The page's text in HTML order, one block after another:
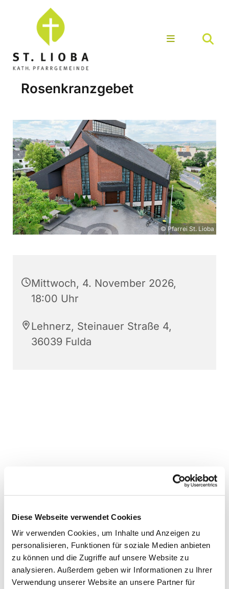
Diese Webseite verwendet Cookies
Wir verwenden Cookies, um Inhalte und Anzeigen zu
personalisieren, Funktionen für soziale Medien anbieten
zu können und die Zugriffe auf unsere Website zu
analysieren. Außerdem geben wir Informationen zu Ihrer
Verwendung unserer Website an unsere Partner für
Rosenkranzgebet
© Pfarrei St. Lioba
Mittwoch, 4. November 2026,
18:00 Uhr
Lehnerz, Steinauer Straße 4,
36039 Fulda